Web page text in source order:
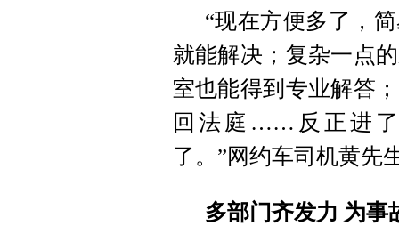
“现在方便多了，
就能解决；复杂一点
室也能得到专业解答
回法庭……反正进
了。”网约车司机黄先
多部门齐发力 为事